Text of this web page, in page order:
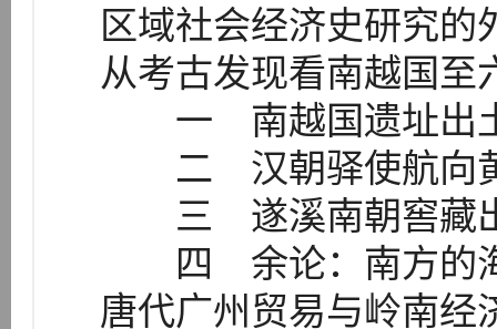
区域社会经济史研究的
从考古发现看南越国至
一 南越国遗址出土
二 汉朝驿使航向
三 遂溪南朝窖藏出
四 余论：南方的
唐代广州贸易与岭南经